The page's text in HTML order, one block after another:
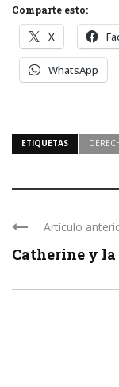
Comparte esto:
X
WhatsApp
ETIQUETAS
Artículo
Catherine y